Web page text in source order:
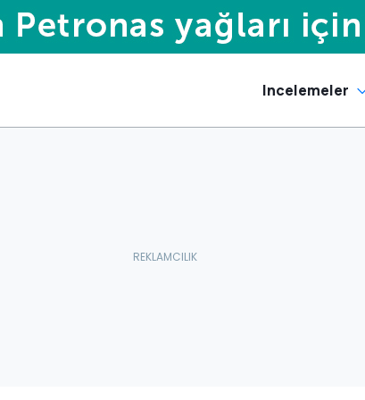
Incelemeler